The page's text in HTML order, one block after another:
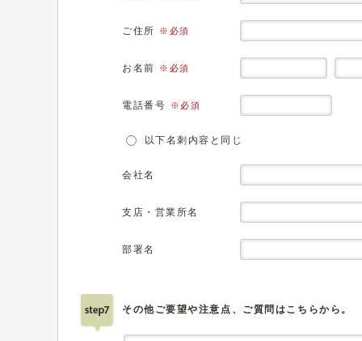
ご住所 ※必須
お名前 ※必須
電話番号 ※必須
以下名刺内容と同じ
会社名
支店・営業所名
部署名
その他ご要望や注意点、ご質問はこちらから。